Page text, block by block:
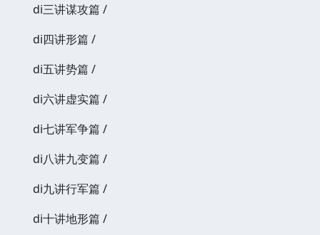
di三讲谋攻篇 /
di四讲形篇 /
di五讲势篇 /
di六讲虚实篇 /
di七讲军争篇 /
di八讲九变篇 /
di九讲行军篇 /
di十讲地形篇 /